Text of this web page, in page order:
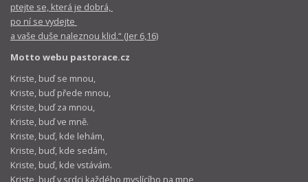
ptejte se, která je dobrá,
po ní se vydejte
a vaše duše naleznou klid.“ (Jer 6,16)
Motto webu pastorace.cz
Kriste, buď se mnou,
Kriste, buď přede mnou,
Kriste, buď za mnou,
Kriste, buď ve mně.
Kriste, buď, kde lehám,
Kriste, buď, kde sedám,
Kriste, buď, kde vstávám.
Kriste, buď v srdci každého myslícího na mne,